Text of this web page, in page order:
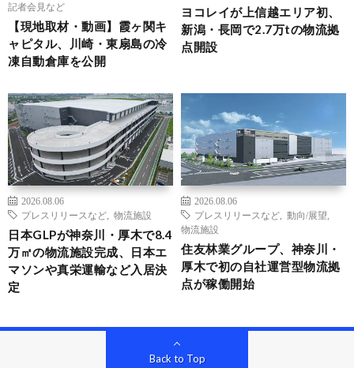
記者会見など
【現地取材・動画】霞ヶ関キ
ャピタル、川崎・東扇島の冷
凍自動倉庫を公開
ヨコレイが上信越エリア初、
新潟・長岡で2.7万tの物流拠
点開設
2026.08.06
プレスリリースなど
物流施設
日本GLPが神奈川・厚木で8.4
万㎡の物流施設完成、日本エ
マソンや真栄運輸など入居決
定
2026.08.06
プレスリリースなど
動向/展望
物流施設
住友林業グループ、神奈川・
厚木で初の自社運営型物流拠
点が稼働開始
Back to Top